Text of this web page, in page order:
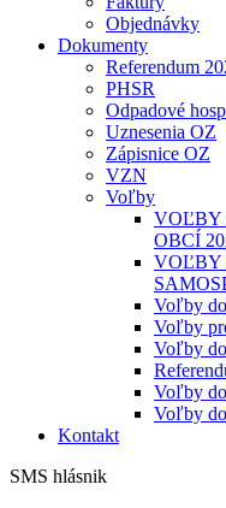
Objednávky
Dokumenty
Referendum
PHSR
Odpadové
Uznesenia OZ
Zápisnice OZ
VZN
Voľby
VOĽBY
OBCÍ
VOĽBY
Voľby
Voľby
Voľby
Voľby
Voľby
Kontakt
SMS hlásnik